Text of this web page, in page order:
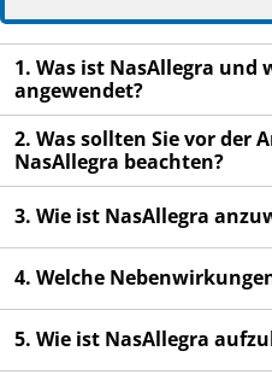
dieser Packungsbeilage
Anweisung Ihres Arztes
Heben Sie die
möchten Sie diese
Fragen Sie Ihren
Informationen oder
Wenn Sie
sich an Ihren Arzt
für Nebenwirkungen,
Packungsbeilage
4.
Wenn Sie sich nicht
1. Was ist NasAllegra und
angewendet?
2. Was sollten Sie vor der
NasAllegra beachten?
3. Wie ist NasAllegra
4. Welche
5. Wie ist NasAllegra